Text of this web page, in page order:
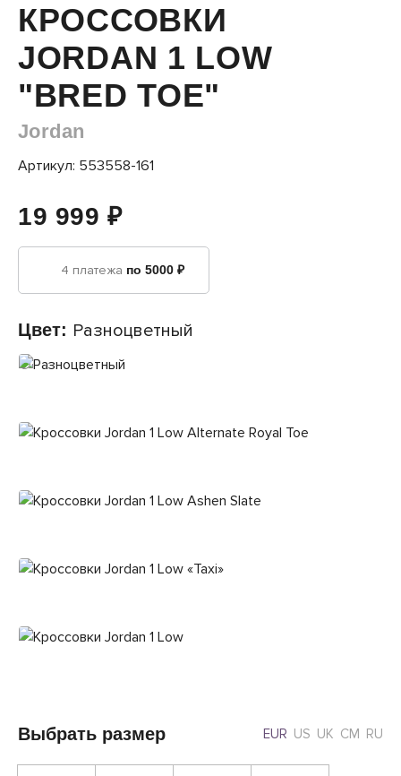
КРОССОВКИ
JORDAN 1 LOW
"BRED TOE"
Jordan
Артикул: 553558-161
19 999 ₽
4 платежа по 5000 ₽
Цвет: Разноцветный
Выбрать размер EUR US UK CM RU